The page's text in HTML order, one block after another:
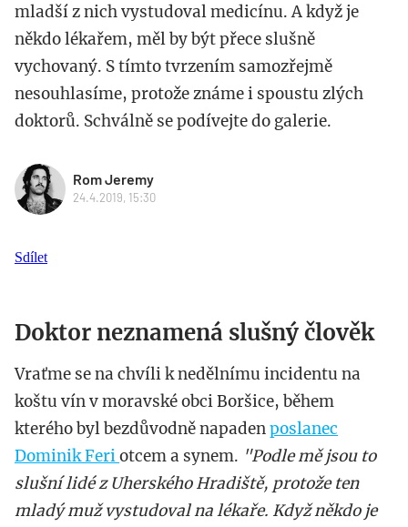
mladší z nich vystudoval medicínu. A když je
někdo lékařem, měl by být přece slušně
vychovaný. S tímto tvrzením samozřejmě
nesouhlasíme, protože známe i spoustu zlých
doktorů. Schválně se podívejte do galerie.
Rom Jeremy
24.4.2019, 15:30
Sdílet
Doktor neznamená slušný člověk
Vraťme se na chvíli k nedělnímu incidentu na
koštu vín v moravské obci Boršice, během
kterého byl bezdůvodně napadenposlanec
Dominik Feriotcem a synem. "Podle mě jsou to
slušní lidé z Uherského Hradiště, protože ten
mladý muž vystudoval na lékaře. Když někdo je